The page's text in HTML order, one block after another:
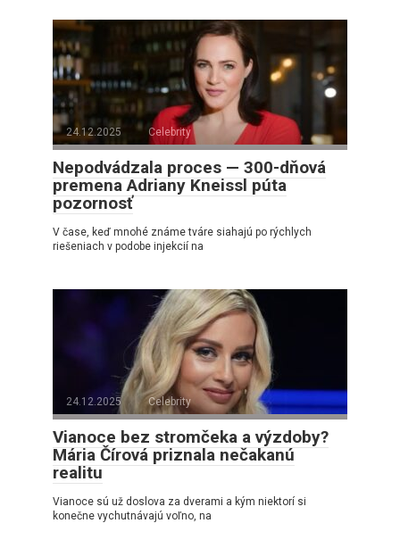
24.12.2025 Celebrity
Nepodvádzala proces — 300-dňová
premena Adriany Kneissl púta
pozornosť
V čase, keď mnohé známe tváre siahajú po rýchlych
riešeniach v podobe injekcií na
24.12.2025 Celebrity
Vianoce bez stromčeka a výzdoby?
Mária Čírová priznala nečakanú
realitu
Vianoce sú už doslova za dverami a kým niektorí si
konečne vychutnávajú voľno, na